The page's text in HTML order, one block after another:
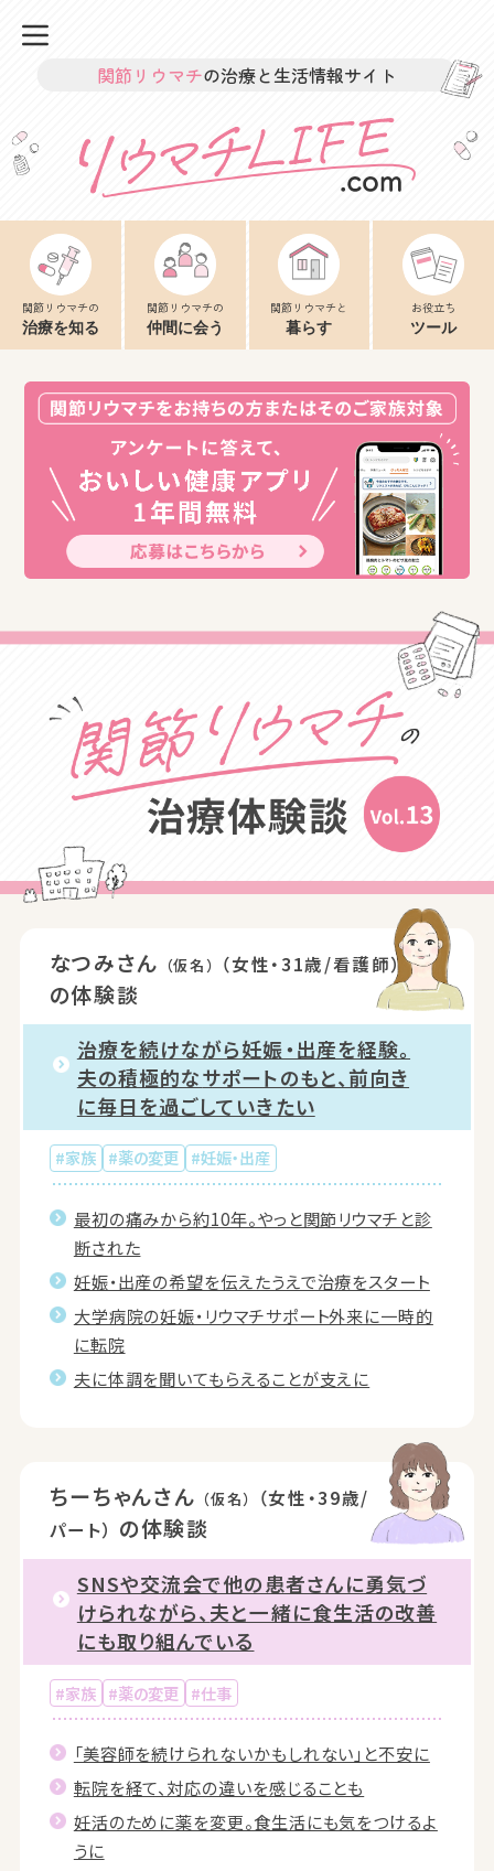
関節リウマチの治療と生活情報サイト
関節リウマチの
治療を知る
関節リウマチの
仲間に会う
関節リウマチと
暮らす
お役立ち
ツール
なつみさん （仮名） （女性・31歳/看護師）
の体験談
治療を続けながら妊娠・出産を経験。
夫の積極的なサポートのもと、前向き
に毎日を過ごしていきたい
#家族 #薬の変更 #妊娠・出産
最初の痛みから約10年。やっと関節リウマチと診
断された
妊娠・出産の希望を伝えたうえで治療をスタート
大学病院の妊娠・リウマチサポート外来に一時的
に転院
夫に体調を聞いてもらえることが支えに
ちーちゃんさん （仮名）
（女性・39歳/
パート） の体験談
SNSや交流会で他の患者さんに勇気づ
けられながら、夫と一緒に食生活の改善
にも取り組んでいる
#家族 #薬の変更 #仕事
「美容師を続けられないかもしれない」と不安に
転院を経て、対応の違いを感じることも
妊活のために薬を変更。食生活にも気をつけるよ
うに